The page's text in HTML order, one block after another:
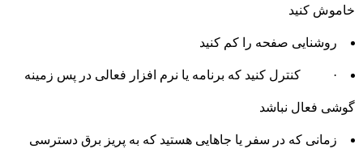
خاموش کنید
روشنایی صفحه را کم کنید
· کنترل کنید که برنامه یا نرم افزار فعالی در پس زمینه
گوشی فعال نباشد
زمانی که در سفر یا جاهایی هستید که به پریز برق دسترسی